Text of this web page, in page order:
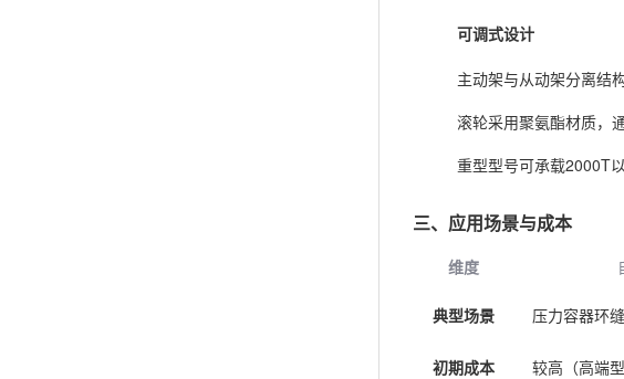
可调式设计
主动架与从动架分离结
滚轮采用聚氨酯材质，
重型型号可承载2000T
三、‌ 应用场景与成本
维度
典型场景 压力容器环
初期成本 较高（高端